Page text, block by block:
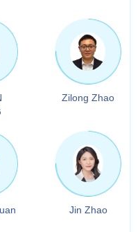
Zilong Zhao
Jin Zhao